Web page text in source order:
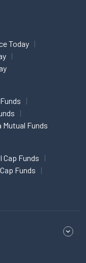
Today
Funds
Cap Funds
Funds